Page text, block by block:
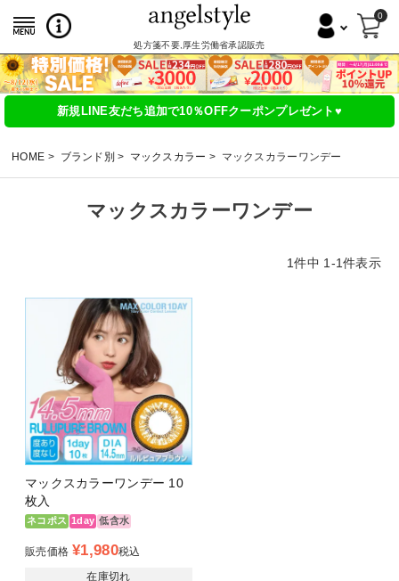
処方箋不要,厚生労働省承認販売
0
新規LINE友だち追加で10％OFFクーポンプレゼント♥
HOME ブランド別 マックスカラー マックスカラーワンデー
マックスカラーワンデー
1件中 1-1件表示
マックスカラーワンデー 10
枚入
ネコポス 1day 低含水
販売価格 ¥1,980税込
在庫切れ